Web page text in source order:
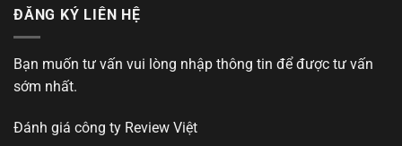
ĐĂNG KÝ LIÊN HỆ
Bạn muốn tư vấn vui lòng nhập thông tin để được tư vấn
sớm nhất.
Đánh giá công ty Review Việt